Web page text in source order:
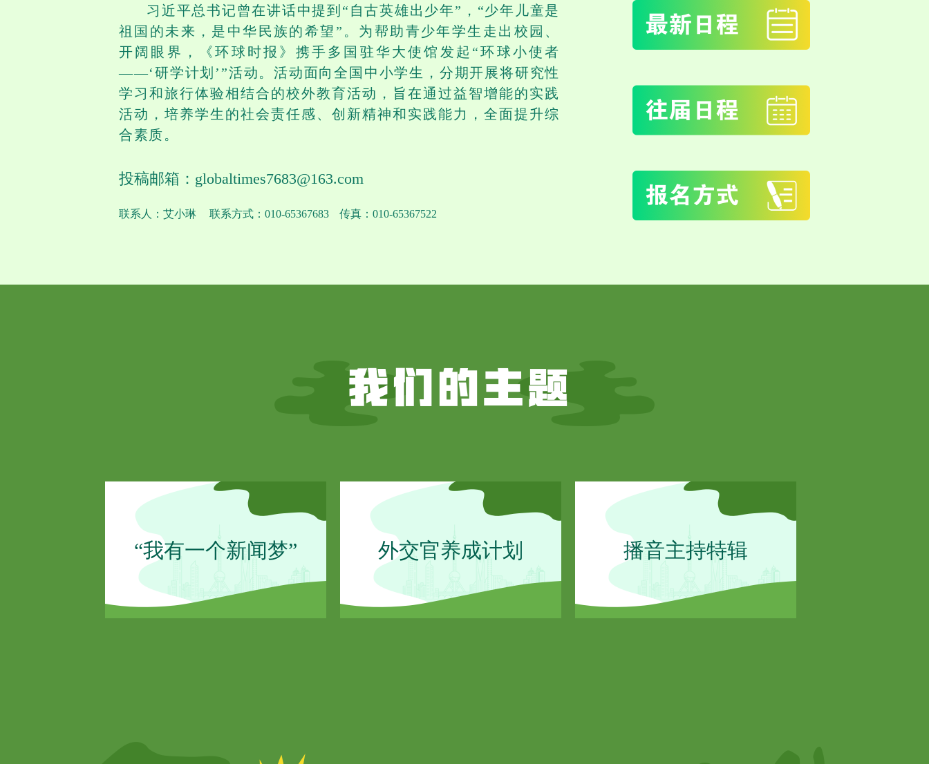
习近平总书记曾在讲话中提到“自古英雄出少年”，“少年儿童是
祖国的未来，是中华民族的希望”。为帮助青少年学生走出校园、
开阔眼界，《环球时报》携手多国驻华大使馆发起“环球小使者
——‘研学计划’”活动。活动面向全国中小学生，分期开展将研究性
学习和旅行体验相结合的校外教育活动，旨在通过益智增能的实践
活动，培养学生的社会责任感、创新精神和实践能力，全面提升综
合素质。
投稿邮箱：globaltimes7683@163.com
联系人：艾小琳 联系方式：010-65367683 传真：010-65367522
“我有一个新闻梦” 外交官养成计划 播音主持特辑